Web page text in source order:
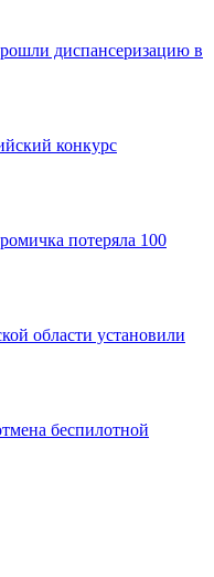
диспансеризацию в
конкурс
потеряла 100
области установили
беспилотной